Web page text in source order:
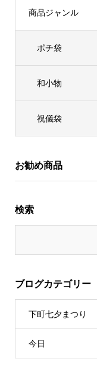
商品ジャンル
ポチ袋
和小物
祝儀袋
お勧め商品
検索
ブログカテゴリー
下町七夕まつり
今日